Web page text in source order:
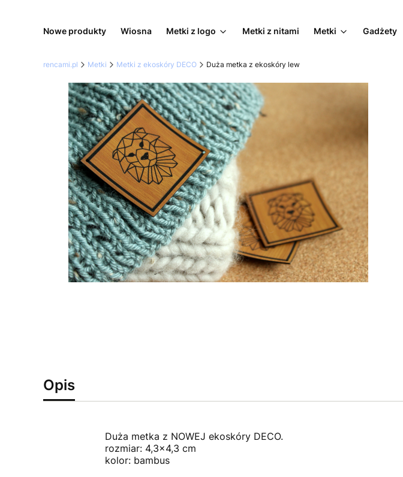
Nowe produkty Wiosna Metki z logo Metki z nitami Metki Gadżety
rencami.pl Metki Metki z ekoskóry DECO Duża metka z ekoskóry lew
Opis
Duża metka z NOWEJ ekoskóry DECO.
rozmiar: 4,3x4,3 cm
kolor: bambus